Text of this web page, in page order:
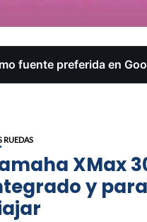
fuente preferida en
RUEDAS
XMax
y